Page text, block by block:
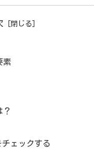
素
？
ェックする